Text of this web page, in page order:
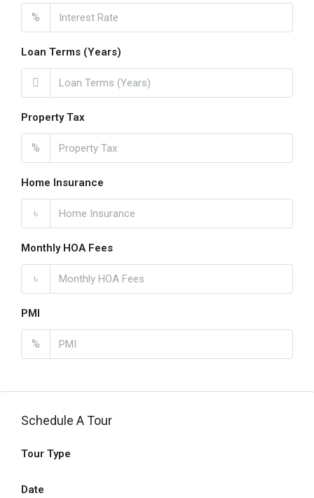
%
Loan Terms (Years)
Property Tax
%
Home Insurance
৳
Monthly HOA Fees
৳
PMI
%
Schedule A Tour
Tour Type
Date